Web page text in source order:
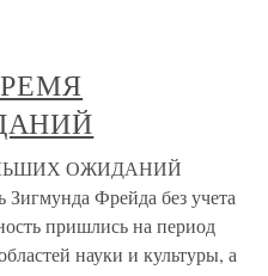
ОЖИДАНИЙ
Фрейда без учета
пришлись на период
науки и культуры, а